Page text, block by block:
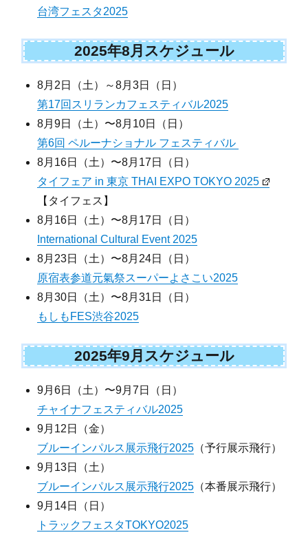
台湾フェスタ2025
2025年8月スケジュール
8月2日（土）～8月3日（日）
第17回スリランカフェスティバル2025
8月9日（土）〜8月10日（日）
第6回 ペルーナショナル フェスティバル
8月16日（土）〜8月17日（日）
タイフェア in 東京 THAI EXPO TOKYO 2025
【タイフェス】
8月16日（土）〜8月17日（日）
International Cultural Event 2025
8月23日（土）〜8月24日（日）
原宿表参道元氣祭スーパーよさこい2025
8月30日（土）〜8月31日（日）
もしもFES渋谷2025
2025年9月スケジュール
9月6日（土）〜9月7日（日）
チャイナフェスティバル2025
9月12日（金）
ブルーインパルス展示飛行2025 （予行展示飛行）
9月13日（土）
ブルーインパルス展示飛行2025 （本番展示飛行）
9月14日（日）
トラックフェスタTOKYO2025